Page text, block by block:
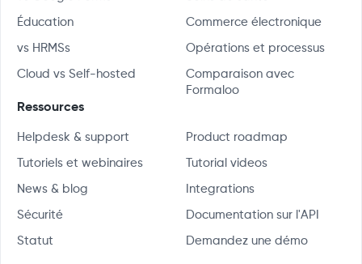
Éducation Commerce électronique
vs HRMSs Opérations et processus
Cloud vs Self-hosted
Comparaison avec
Formaloo
Ressources
Helpdesk & support Product roadmap
Tutoriels et webinaires Tutorial videos
News & blog Integrations
Sécurité Documentation sur l'API
Statut Demandez une démo